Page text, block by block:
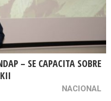
– SE CAPACITA SOBRE
NACIONAL